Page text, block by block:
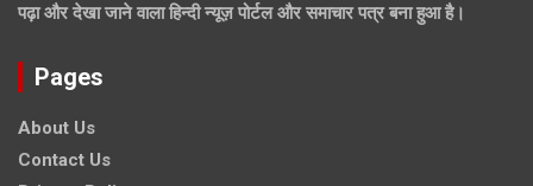
पढ़ा और देखा जाने वाला हिन्दी न्यूज़ पोर्टल और समाचार पत्र बना हुआ है।
Pages
About Us
Contact Us